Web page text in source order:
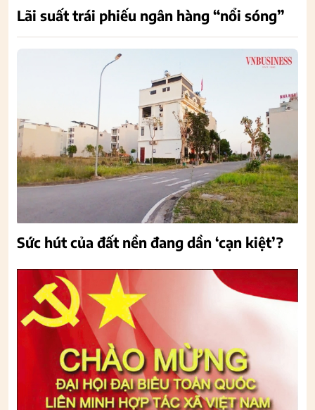
Lãi suất trái phiếu ngân hàng “nổi sóng”
Sức hút của đất nền đang dần ‘cạn kiệt’?